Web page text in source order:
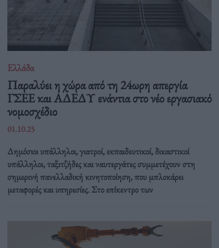
Ελλάδα
Παραλύει η χώρα από τη 24ωρη απεργία
ΓΣΕΕ και ΑΔΕΔΥ ενάντια στο νέο εργασιακό
νομοσχέδιο
01.10.25
Δημόσιοι υπάλληλοι, γιατροί, εκπαιδευτικοί, δικαστικοί
υπάλληλοι, ταξιτζήδες και ναυτεργάτες συμμετέχουν στη
σημερινή πανελλαδική κινητοποίηση, που μπλοκάρει
μεταφορές και υπηρεσίες. Στο επίκεντρο των